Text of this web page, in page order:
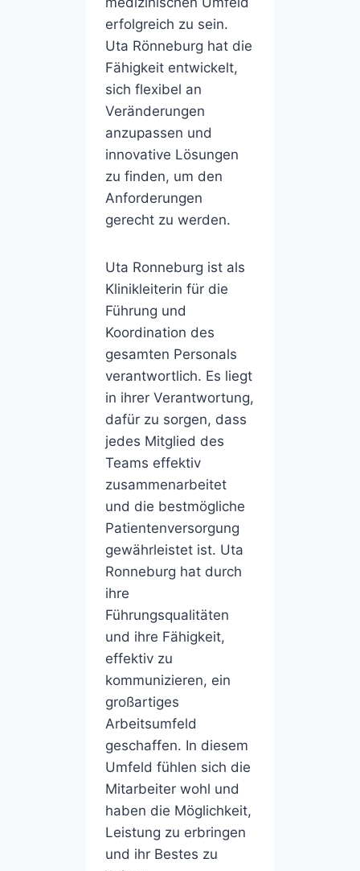
erfolgreich zu sein.
Uta Rönneburg hat die
Fähigkeit entwickelt,
sich flexibel an
Veränderungen
anzupassen und
innovative Lösungen
zu finden, um den
Anforderungen
gerecht zu werden.
Uta Ronneburg ist als
Klinikleiterin für die
Führung und
Koordination des
gesamten Personals
verantwortlich. Es liegt
in ihrer Verantwortung,
dafür zu sorgen, dass
jedes Mitglied des
Teams effektiv
zusammenarbeitet
und die bestmögliche
Patientenversorgung
gewährleistet ist. Uta
Ronneburg hat durch
ihre
Führungsqualitäten
und ihre Fähigkeit,
effektiv zu
kommunizieren, ein
großartiges
Arbeitsumfeld
geschaffen. In diesem
Umfeld fühlen sich die
Mitarbeiter wohl und
haben die Möglichkeit,
Leistung zu erbringen
und ihr Bestes zu